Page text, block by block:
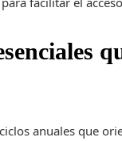
anuales que